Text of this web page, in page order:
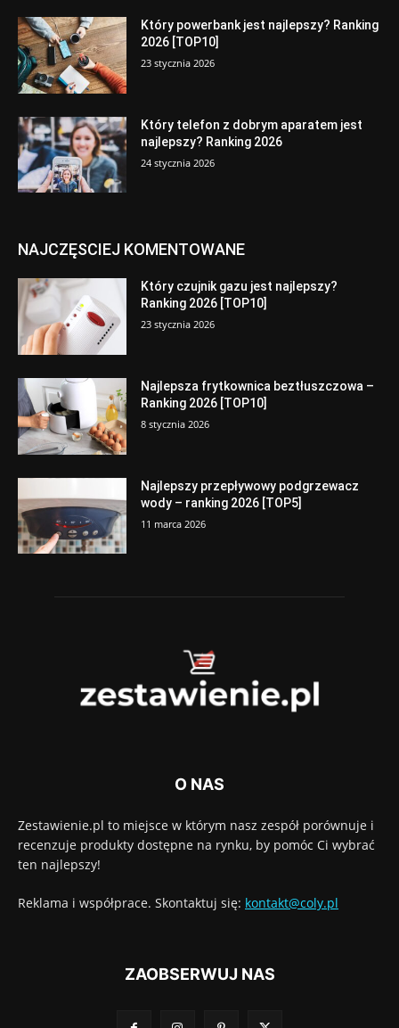
Który powerbank jest najlepszy? Ranking
2026 [TOP10]
23 stycznia 2026
Który telefon z dobrym aparatem jest
najlepszy? Ranking 2026
24 stycznia 2026
NAJCZĘSCIEJ KOMENTOWANE
Który czujnik gazu jest najlepszy?
Ranking 2026 [TOP10]
23 stycznia 2026
Najlepsza frytkownica beztłuszczowa –
Ranking 2026 [TOP10]
8 stycznia 2026
Najlepszy przepływowy podgrzewacz
wody – ranking 2026 [TOP5]
11 marca 2026
O NAS
Zestawienie.pl to miejsce w którym nasz zespół porównuje i
recenzuje produkty dostępne na rynku, by pomóc Ci wybrać
ten najlepszy!
Reklama i współprace. Skontaktuj się: kontakt@coly.pl
ZAOBSERWUJ NAS